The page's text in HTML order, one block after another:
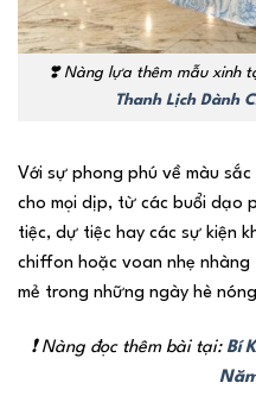
❣️ Nàng lựa thêm mẫu xinh
Thanh Lịch Dành
Với sự phong phú về màu
cho mọi dịp, từ các buổi dạo
tiệc, dự tiệc hay các sự kiện
chiffon hoặc voan nhẹ
mẻ trong những ngày hè
❗ Nàng đọc thêm bài tại: Bí